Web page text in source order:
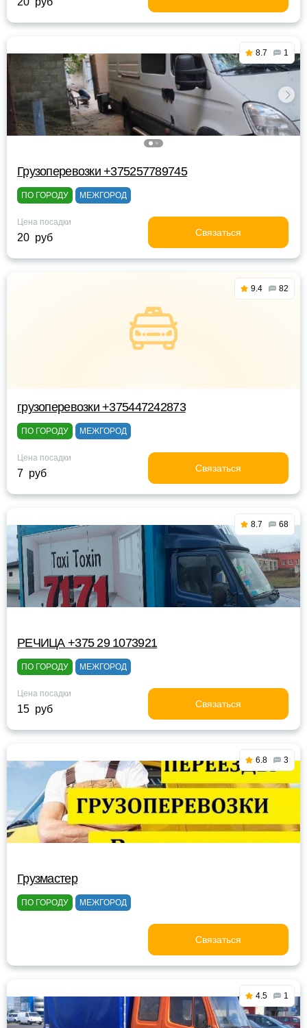
8.7 1
Грузоперевозки +375257789745
ПО ГОРОДУ МЕЖГОРОД
Цена посадки
20 руб Связаться
9.4 82
грузоперевозки +375447242873
ПО ГОРОДУ МЕЖГОРОД
Цена посадки
7 руб Связаться
8.7 68
РЕЧИЦА +375 29 1073921
ПО ГОРОДУ МЕЖГОРОД
Цена посадки
15 руб Связаться
6.8 3
Грузмастер
ПО ГОРОДУ МЕЖГОРОД
Связаться
4.5 1